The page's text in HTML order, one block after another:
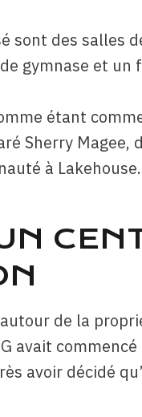
sont des salles
gymnase et
étant
Sherry
à Lakehouse.
de la
avait
avoir décidé